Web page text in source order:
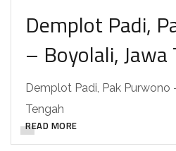
Demplot Padi,
– Boyolali, Jawa
Demplot Padi, Pak Purwono
Tengah
READ MORE